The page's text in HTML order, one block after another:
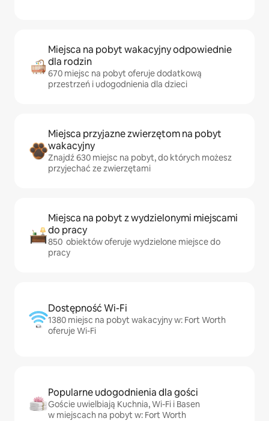
Miejsca na pobyt wakacyjny odpowiednie
dla rodzin
670 miejsc na pobyt oferuje dodatkową
przestrzeń i udogodnienia dla dzieci
Miejsca przyjazne zwierzętom na pobyt
wakacyjny
Znajdź 630 miejsc na pobyt, do których możesz
przyjechać ze zwierzętami
Miejsca na pobyt z wydzielonymi miejscami
do pracy
850 obiektów oferuje wydzielone miejsce do
pracy
Dostępność Wi-Fi
1380 miejsc na pobyt wakacyjny w: Fort Worth
oferuje Wi-Fi
Popularne udogodnienia dla gości
Goście uwielbiają Kuchnia, Wi-Fi i Basen
w miejscach na pobyt w: Fort Worth